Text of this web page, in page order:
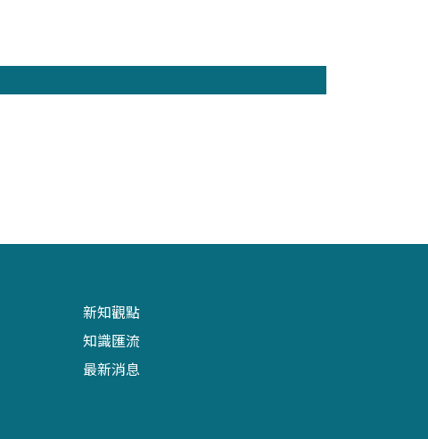
新知觀點
知識匯流
最新消息